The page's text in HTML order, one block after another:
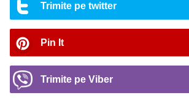
Trimite pe twitter
Pin It
Trimite pe Viber